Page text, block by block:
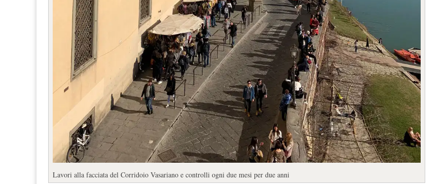
Lavori alla facciata del Corridoio Vasariano e controlli ogni due mesi per due anni